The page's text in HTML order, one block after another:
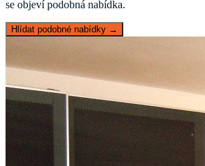
se objeví podobná nabídka.
Hlídat podobné nabídky →